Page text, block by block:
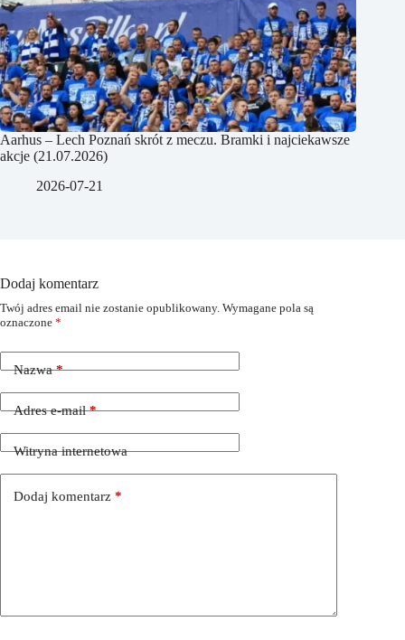
Aarhus – Lech Poznań skrót z meczu. Bramki i najciekawsze
akcje (21.07.2026)
2026-07-21
Dodaj komentarz
Twój adres email nie zostanie opublikowany. Wymagane pola są
oznaczone *
Nazwa*
Adres e-mail*
Witryna internetowa
Dodaj komentarz *